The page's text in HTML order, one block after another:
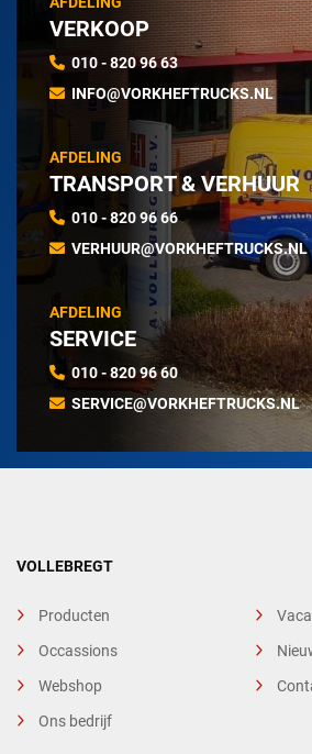
VERKOOP
010 - 820 96 63
INFO@VORKHEFTRUCKS.NL
AFDELING
TRANSPORT & VERHUUR
010 - 820 96 66
VERHUUR@VORKHEFTRUCKS.NL
AFDELING
SERVICE
010 - 820 96 60
SERVICE@VORKHEFTRUCKS.NL
VOLLEBREGT
Producten
Occassions
Webshop
Ons bedrijf